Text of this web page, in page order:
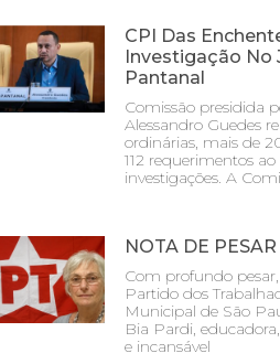
CPI Das
Investigação No
Pantanal
Comissão presidida
Alessandro Guedes
ordinárias, mais de
112 requerimentos
investigações. A
NOTA DE
Com profundo
Partido dos
Municipal de São
Bia Pardi,
e incansável